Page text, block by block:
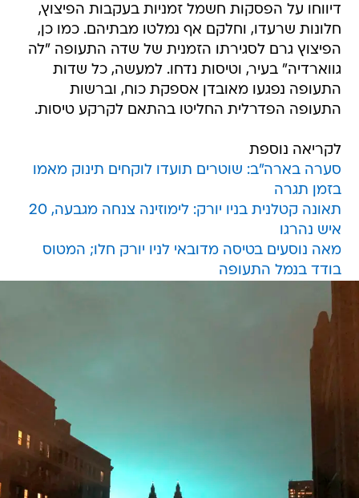
דיווחו על הפסקות חשמל זמניות בעקבות הפיצוץ,
חלונות שרעדו, וחלקם אף נמלטו מבתיהם. כמו כן,
הפיצוץ גרם לסגירתו הזמנית של שדה התעופה "לה
גווארדיה" בעיר, וטיסות נדחו. למעשה, כל שדות
התעופה נפגעו מאובדן אספקת כוח, וברשות
התעופה הפדרלית החליטו בהתאם לקרקע טיסות.
לקריאה נוספת
סערה בארה"ב: שוטרים תועדו לוקחים תינוק מאמו
בזמן תגרה
תאונה קטלנית בניו יורק: לימוזינה צנחה מגבעה, 20
איש נהרגו
מאה נוסעים בטיסה מדובאי לניו יורק חלו; המטוס
בודד בנמל התעופה